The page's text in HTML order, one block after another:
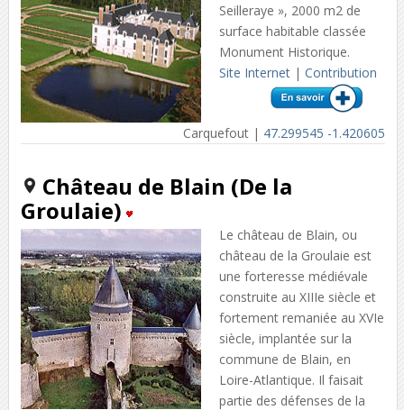
Seilleraye », 2000 m2 de
surface habitable classée
Monument Historique.
Site Internet| Contribution
Carquefout | 47.299545 -1.420605
Château de Blain (De la
Groulaie)
Le château de Blain, ou
château de la Groulaie est
une forteresse médiévale
construite au XIIIe siècle et
fortement remaniée au XVIe
siècle, implantée sur la
commune de Blain, en
Loire-Atlantique. Il faisait
partie des défenses de la